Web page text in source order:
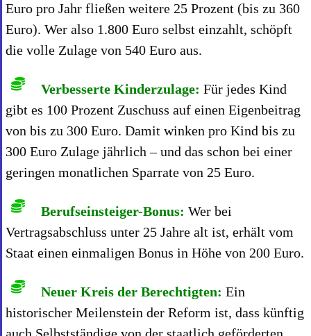
Euro pro Jahr fließen weitere 25 Prozent (bis zu 360
Euro). Wer also 1.800 Euro selbst einzahlt, schöpft
die volle Zulage von 540 Euro aus.
Verbesserte Kinderzulage: Für jedes Kind
gibt es 100 Prozent Zuschuss auf einen Eigenbeitrag
von bis zu 300 Euro. Damit winken pro Kind bis zu
300 Euro Zulage jährlich – und das schon bei einer
geringen monatlichen Sparrate von 25 Euro.
Berufseinsteiger-Bonus: Wer bei
Vertragsabschluss unter 25 Jahre alt ist, erhält vom
Staat einen einmaligen Bonus in Höhe von 200 Euro.
Neuer Kreis der Berechtigten: Ein
historischer Meilenstein der Reform ist, dass künftig